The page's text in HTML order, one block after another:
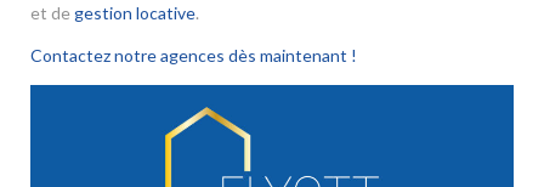
et de gestion locative.
Contactez notre agences dès maintenant !